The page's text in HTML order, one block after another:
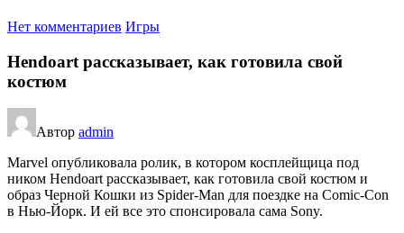
Нет комментариев Игры
Hendoart рассказывает, как готовила свой
костюм
Автор admin
Marvel опубликовала ролик, в котором косплейщица под
ником Hendoart рассказывает, как готовила свой костюм и
образ Черной Кошки из Spider-Man для поездке на Comic-Con
в Нью-Йорк. И ей все это спонсировала сама Sony.